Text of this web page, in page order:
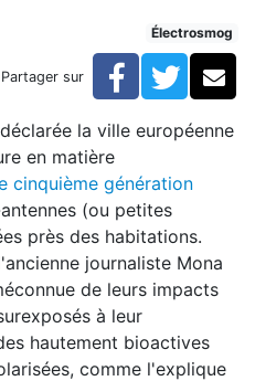
de la couverture 5G et
Électrosmog
Partager sur Facebook
la ville européenne
en matière
cinquième génération
(ou petites
près des habitations.
journaliste Mona
de leurs impacts
à leur
hautement bioactives
comme l'explique